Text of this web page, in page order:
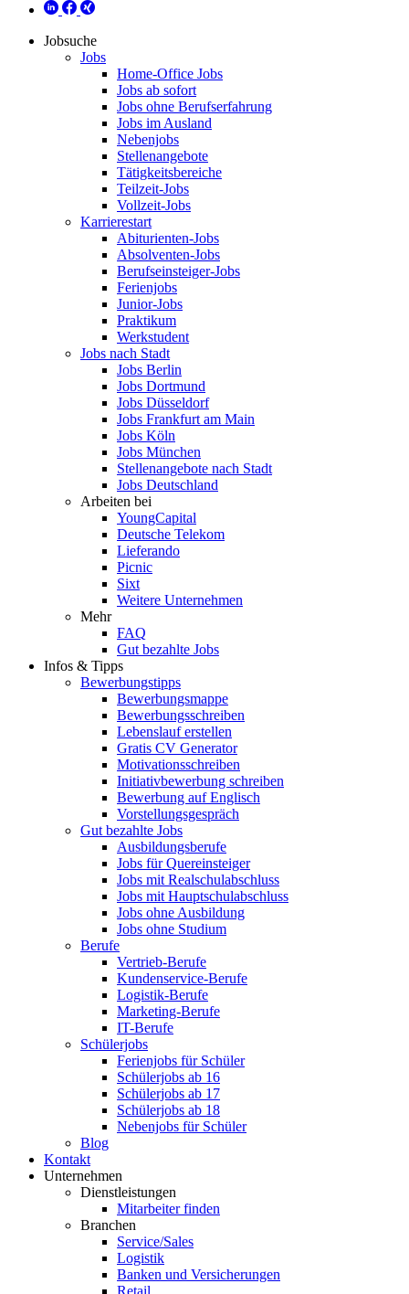
Jobsuche
Jobs
Home-Office Jobs
Jobs ab sofort
Jobs ohne Berufserfahrung
Jobs im Ausland
Nebenjobs
Stellenangebote
Tätigkeitsbereiche
Teilzeit-Jobs
Vollzeit-Jobs
Karrierestart
Abiturienten-Jobs
Absolventen-Jobs
Berufseinsteiger-Jobs
Ferienjobs
Junior-Jobs
Praktikum
Werkstudent
Jobs nach Stadt
Jobs Berlin
Jobs Dortmund
Jobs Düsseldorf
Jobs Frankfurt am Main
Jobs Köln
Jobs München
Stellenangebote nach Stadt
Jobs Deutschland
Arbeiten bei
YoungCapital
Deutsche Telekom
Lieferando
Picnic
Sixt
Weitere Unternehmen
Mehr
FAQ
Gut bezahlte Jobs
Infos & Tipps
Bewerbungstipps
Bewerbungsmappe
Bewerbungsschreiben
Lebenslauf erstellen
Gratis CV Generator
Motivationsschreiben
Initiativbewerbung schreiben
Bewerbung auf Englisch
Vorstellungsgespräch
Gut bezahlte Jobs
Ausbildungsberufe
Jobs für Quereinsteiger
Jobs mit Realschulabschluss
Jobs mit Hauptschulabschluss
Jobs ohne Ausbildung
Jobs ohne Studium
Berufe
Vertrieb-Berufe
Kundenservice-Berufe
Logistik-Berufe
Marketing-Berufe
IT-Berufe
Schülerjobs
Ferienjobs für Schüler
Schülerjobs ab 16
Schülerjobs ab 17
Schülerjobs ab 18
Nebenjobs für Schüler
Blog
Kontakt
Unternehmen
Dienstleistungen
Mitarbeiter finden
Branchen
Service/Sales
Logistik
Banken und Versicherungen
Retail